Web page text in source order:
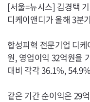
[서울=뉴시스] 김경택
디케이앤디가 올해 3분
합성피혁 전문기업 디
원, 영업이익 32억원을
대비 각각 36.1%,
같은 기간 순이익은 29